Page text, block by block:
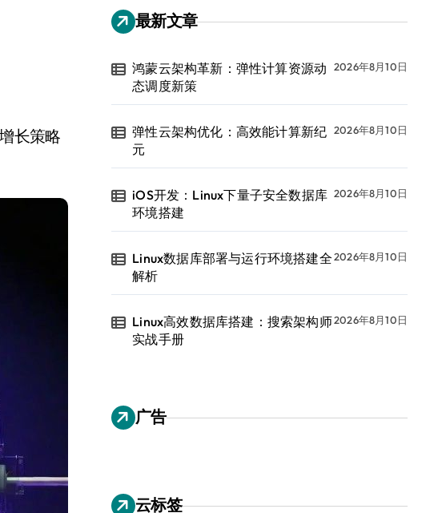
最新文章
鸿蒙云架构革新：弹性计算资源动
态调度新策
2026年8月10日
弹性云架构优化：高效能计算新纪
元
2026年8月10日
iOS开发：Linux下量子安全数据库
环境搭建
2026年8月10日
Linux数据库部署与运行环境搭建全
解析
2026年8月10日
Linux高效数据库搭建：搜索架构师
实战手册
2026年8月10日
广告
云标签